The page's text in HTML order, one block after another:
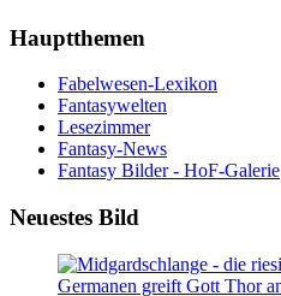
Hauptthemen
Fabelwesen-Lexikon
Fantasywelten
Lesezimmer
Fantasy-News
Fantasy Bilder - HoF-Galerie
Neuestes Bild